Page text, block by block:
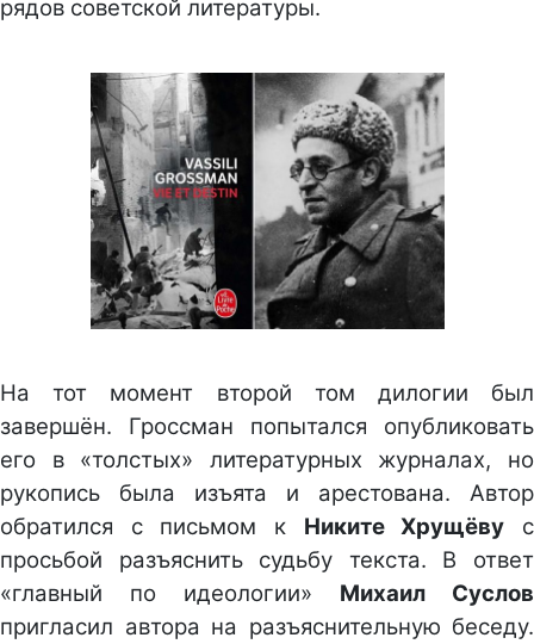
рядов советской литературы.
На тот момент второй том дилогии был
завершён. Гроссман попытался опубликовать
его в «толстых» литературных журналах, но
рукопись была изъята и арестована. Автор
обратился с письмом к Никите Хрущёву с
просьбой разъяснить судьбу текста. В ответ
«главный по идеологии» Михаил Суслов
пригласил автора на разъяснительную беседу.